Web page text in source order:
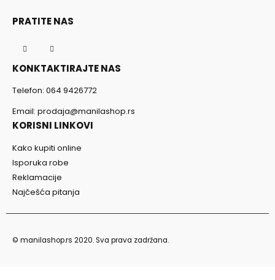
PRATITE NAS
KONKTAKTIRAJTE NAS
Telefon: 064 9426772
Email: prodaja@manilashop.rs
KORISNI LINKOVI
Kako kupiti online
Isporuka robe
Reklamacije
Najčešća pitanja
© manilashop.rs 2020. Sva prava zadržana.